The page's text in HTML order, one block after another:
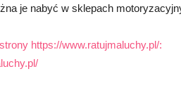
je nabyć w sklepach
https://www.ratujmaluchy.pl/: